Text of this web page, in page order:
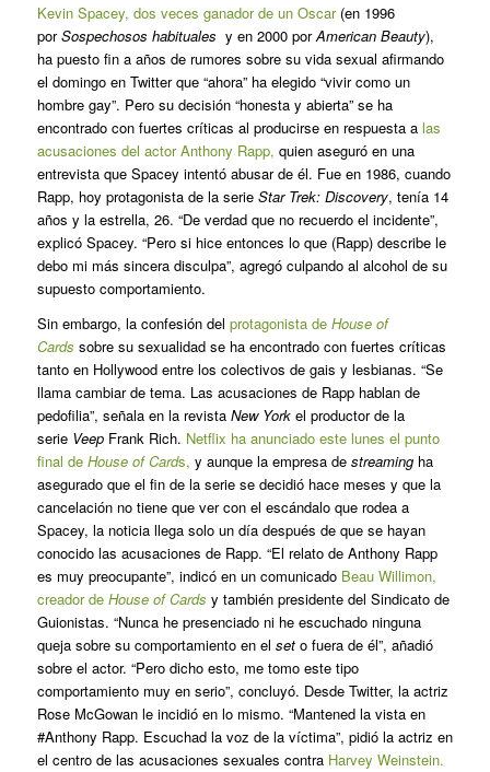
Kevin Spacey, dos veces ganador de un Oscar(en 1996
porSospechosos habituales y en 2000 porAmerican Beauty),
ha puesto fin a años de rumores sobre su vida sexual afirmando
el domingo en Twitter que “ahora” ha elegido “vivir como un
hombre gay”. Pero su decisión “honesta y abierta” se ha
encontrado con fuertes críticas al producirse en respuesta a las
acusaciones del actor Anthony Rapp, quien aseguró en una
entrevista que Spacey intentó abusar de él. Fue en 1986, cuando
Rapp, hoy protagonista de la serie Star Trek: Discovery, tenía 14
años y la estrella, 26. “De verdad que no recuerdo el incidente”,
explicó Spacey. “Pero si hice entonces lo que (Rapp) describe le
debo mi más sincera disculpa”, agregó culpando al alcohol de su
supuesto comportamiento.
Sin embargo, la confesión del protagonista de House of
Cards sobre su sexualidad se ha encontrado con fuertes críticas
tanto en Hollywood entre los colectivos de gais y lesbianas. “Se
llama cambiar de tema. Las acusaciones de Rapp hablan de
pedofilia”, señala en la revista New Yorkel productor de la
serie VeepFrank Rich. Netflix ha anunciado este lunes el punto
final de House of Cards, y aunque la empresa de streamingha
asegurado que el fin de la serie se decidió hace meses y que la
cancelación no tiene que ver con el escándalo que rodea a
Spacey, la noticia llega solo un día después de que se hayan
conocido las acusaciones de Rapp. “El relato de Anthony Rapp
es muy preocupante”, indicó en un comunicado Beau Willimon,
creador de House of Cards y también presidente del Sindicato de
Guionistas. “Nunca he presenciado ni he escuchado ninguna
queja sobre su comportamiento en el seto fuera de él”, añadió
sobre el actor. “Pero dicho esto, me tomo este tipo
comportamiento muy en serio”, concluyó. Desde Twitter, la actriz
Rose McGowan le incidió en lo mismo. “Mantened la vista en
#Anthony Rapp. Escuchad la voz de la víctima”, pidió la actriz en
el centro de las acusaciones sexuales contra Harvey Weinstein.